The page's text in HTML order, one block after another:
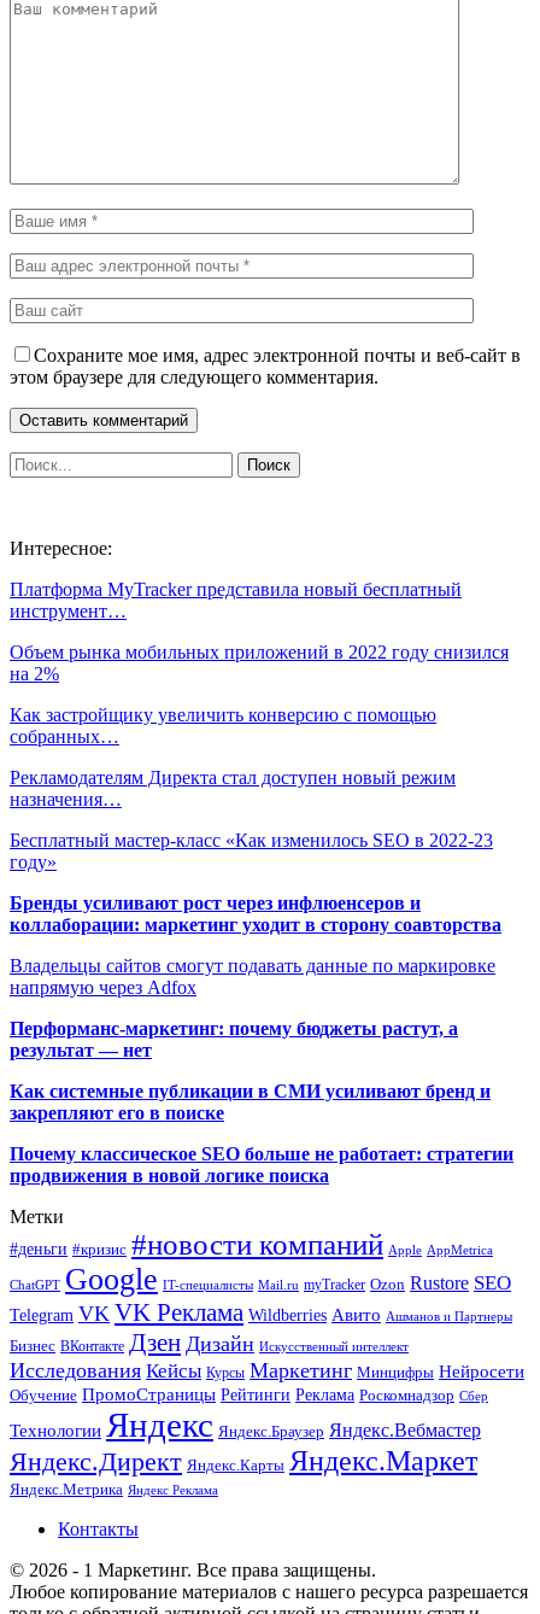
Сохраните мое имя, адрес электронной почты и веб-сайт в
этом браузере для следующего комментария.
Интересное:
Платформа MyTracker представила новый бесплатный
инструмент…
Объем рынка мобильных приложений в 2022 году снизился
на 2%
Как застройщику увеличить конверсию с помощью
собранных…
Рекламодателям Директа стал доступен новый режим
назначения…
Бесплатный мастер-класс «Как изменилось SEO в 2022-23
году»
Бренды усиливают рост через инфлюенсеров и
коллаборации: маркетинг уходит в сторону соавторства
Владельцы сайтов смогут подавать данные по маркировке
напрямую через Adfox
Перформанс-маркетинг: почему бюджеты растут, а
результат — нет
Как системные публикации в СМИ усиливают бренд и
закрепляют его в поиске
Почему классическое SEO больше не работает: стратегии
продвижения в новой логике поиска
Метки
#деньги #кризис #новости компаний Apple AppMetrica
ChatGPT Google IT-специалисты Mail.ru myTracker Ozon Rustore SEO
Telegram VK VK Реклама Wildberries Авито Ашманов и Партнеры
Бизнес ВКонтакте Дзен Дизайн Искусственный интеллект
Исследования Кейсы Курсы Маркетинг Минцифры Нейросети
Обучение ПромоСтраницы Рейтинги Реклама Роскомнадзор Сбер
Технологии Яндекс Яндекс.Браузер Яндекс.Вебмастер
Яндекс.Директ Яндекс.Карты Яндекс.Маркет
Яндекс.Метрика Яндекс Реклама
Контакты
© 2026 - 1 Маркетинг. Все права защищены.
Любое копирование материалов с нашего ресурса разрешается